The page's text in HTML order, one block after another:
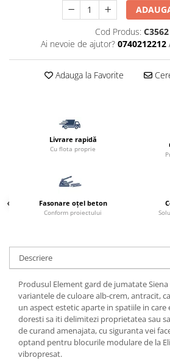
Bordura piscina
Elemente gard
Mobilier modular
Pas Japonez
Placi ceramice de exterior
Produse auxiliare
Rigole
Trepte
Gresie si faianta
Faianta
Gresie
Cod Produs: C3562
Ai nevoie de ajutor? 0740212212
Adauga la Favorite
Livrare rapidă
Cu flota proprie
Fasonare oțel beton
Conform proiectului
Descriere
Produsul Element gard de jumatate
variantele de culoare alb-crem, antracit,
un aspect estetic aparte in spatiile in care
doresti sa iti delimitezi proprietatea sau
de curand amenajata, cu siguranta vei
optand pentru blocurile modulare de la
vibropresat.